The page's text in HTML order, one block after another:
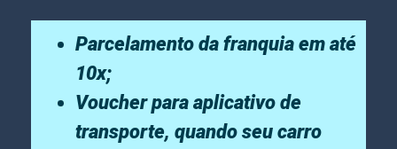
Parcelamento da franquia em até
10x;
Voucher para aplicativo de
transporte, quando seu carro